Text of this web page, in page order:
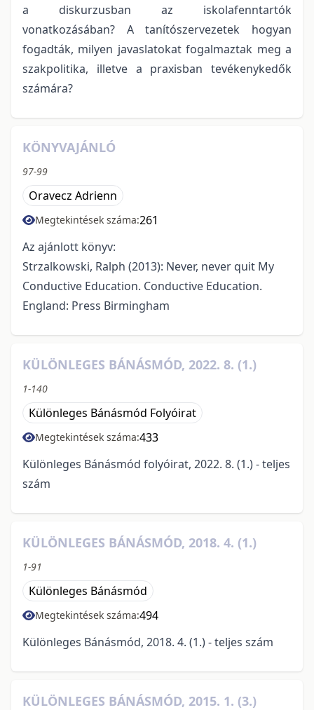
a diskurzusban az iskolafenntartók
vonatkozásában? A tanítószervezetek hogyan
fogadták, milyen javaslatokat fogalmaztak meg a
szakpolitika, illetve a praxisban tevékenykedők
számára?
KÖNYVAJÁNLÓ
97-99
Oravecz Adrienn
Megtekintések száma:261
Az ajánlott könyv:
Strzalkowski, Ralph (2013): Never, never quit My
Conductive Education. Conductive Education.
England: Press Birmingham
KÜLÖNLEGES BÁNÁSMÓD, 2022. 8. (1.)
1-140
Különleges Bánásmód Folyóirat
Megtekintések száma:433
Különleges Bánásmód folyóirat, 2022. 8. (1.) - teljes
szám
KÜLÖNLEGES BÁNÁSMÓD, 2018. 4. (1.)
1-91
Különleges Bánásmód
Megtekintések száma:494
Különleges Bánásmód, 2018. 4. (1.) - teljes szám
KÜLÖNLEGES BÁNÁSMÓD, 2015. 1. (3.)